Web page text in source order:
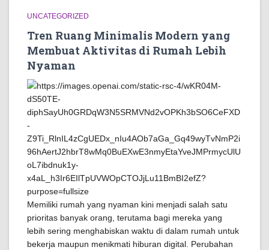
UNCATEGORIZED
Tren Ruang Minimalis Modern yang
Membuat Aktivitas di Rumah Lebih
Nyaman
Memiliki rumah yang nyaman kini menjadi salah satu
prioritas banyak orang, terutama bagi mereka yang
lebih sering menghabiskan waktu di dalam rumah untuk
bekerja maupun menikmati hiburan digital. Perubahan